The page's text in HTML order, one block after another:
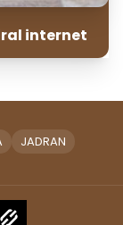
internet
JADRAN